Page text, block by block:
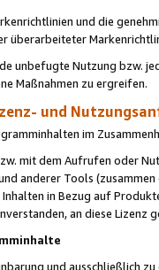
und die
überarbeiteter
unbefugte Nutzung bzw.
Maßnahmen zu ergreifen.
und
im
mit dem Aufrufen oder
anderer Tools (zusammen
in Bezug auf
an diese Lizenz
und ausschließlich